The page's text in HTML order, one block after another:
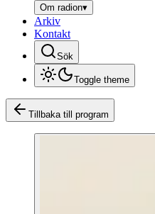
Om radion▾
Arkiv
Kontakt
Sök
Toggle theme
Tillbaka till program